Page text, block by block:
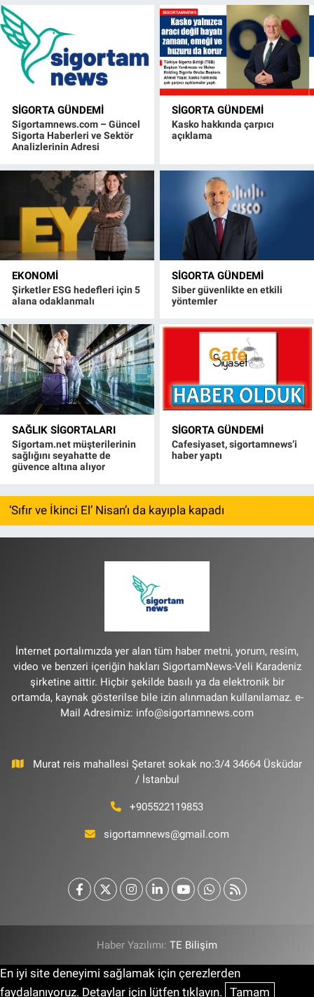
SIGORTA GÜNDEMI
Sigortamnews.com – Güncel
Sigorta Haberleri ve Sektör
Analizlerinin Adresi
SIGORTA GÜNDEMI
Kasko hakkında çarpıcı
açıklama
EKONOMI
Şirketler ESG hedefleri için 5
alana odaklanmalı
SIGORTA GÜNDEMI
Siber güvenlikte en etkili
yöntemler
SAĞLIK SIGORTALARI
Sigortam.net müşterilerinin
sağlığını seyahatte de
güvence altına alıyor
SIGORTA GÜNDEMI
Cafesiyaset, sigortamnews’i
haber yaptı
‘Sıfır ve İkinci El’ Nisan’ı da kayıpla kapadı
İnternet portalımızda yer alan tüm haber metni, yorum, resim,
video ve benzeri içeriğin hakları SigortamNews-Veli Karadeniz
şirketine aittir. Hiçbir şekilde basılı ya da elektronik bir
ortamda, kaynak gösterilse bile izin alınmadan kullanılamaz. e-
Mail Adresimiz: info@sigortamnews.com
Murat reis mahallesi Şetaret sokak no:3/4 34664 Üsküdar
/ İstanbul
+905522119853
sigortamnews@gmail.com
Haber Yazılımı: TE Bilişim
En iyi site deneyimi sağlamak için çerezlerden
faydalanıyoruz. Detaylar için lütfen tıklayın. Tamam